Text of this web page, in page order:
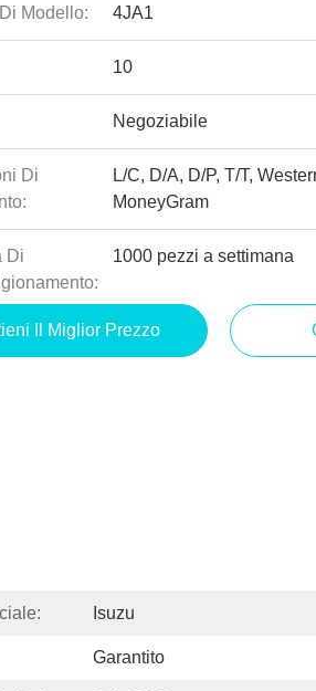
Modello: 4JA1
10
Negoziabile
Di
L/C, D/A, D/P, T/T,
MoneyGram
Di
1000 pezzi a settimana
Il Miglior Prezzo
Isuzu
Garantito